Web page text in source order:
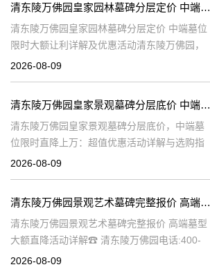
清东陵万佛园皇家园林墓碑分层定价 中端墓位限时大额让利详解及优惠活动
清东陵万佛园皇家园林墓碑分层定价 中端墓位
限时大额让利详解及优惠活动清东陵万佛园，
作为中国历史上著名的皇家陵园之一，承载着
2026-08-09
清东陵万佛园皇家景观墓碑分层底价 中端墓位限时直降上万：超值优惠活动详解与选购指南
清东陵万佛园皇家景观墓碑分层底价，中端墓
位限时直降上万：超值优惠活动详解与选购指
南☎ 清东陵万佛园电话:400-838-5063清东陵
2026-08-09
清东陵万佛园景观艺术墓碑完整报价 高端墓型大额直降活动详解
清东陵万佛园景观艺术墓碑完整报价 高端墓型
大额直降活动详解☎ 清东陵万佛园电话:400-
838-5063清东陵万佛园，作为中国著名的皇家
2026-08-09